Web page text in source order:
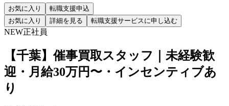
お気に入り
転職支援申込
お気に入り
詳細を見る 転職支援サービスに申し込む
NEW正社員
【千葉】催事買取スタッフ｜未経験歓
迎・月給30万円〜・インセンティブあ
り